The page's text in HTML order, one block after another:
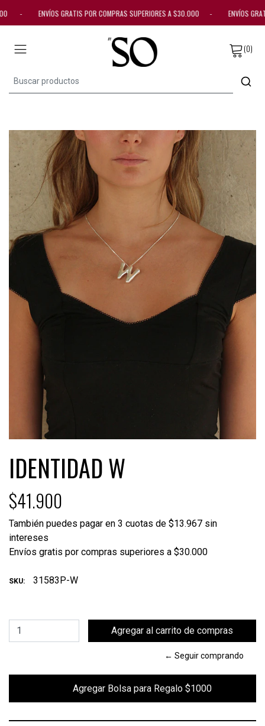
- ENVÍOS GRATIS POR COMPRAS SUPERIORES A $30.000 - ENVÍOS
(0)
IDENTIDAD W
$41.900
También puedes pagar en 3 cuotas de $13.967 sin
intereses
Envíos gratis por compras superiores a $30.000
SKU: 31583P-W
← Seguir comprando